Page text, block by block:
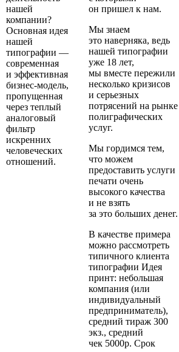
нашей
компании?
Основная идея
нашей
типографии —
современная
и эффективная
бизнес-модель,
пропущенная
через теплый
аналоговый
фильтр
искренних
человеческих
отношений.
он пришел к нам.
Мы знаем
это наверняка, ведь
нашей типографии
уже 18 лет,
мы вместе пережили
несколько кризисов
и серьезных
потрясений на рынке
полиграфических
услуг.
Мы гордимся тем,
что можем
предоставить услуги
печати очень
высокого качества
и не взять
за это больших денег.
В качестве примера
можно рассмотреть
типичного клиента
типографии Идея
принт: небольшая
компания (или
индивидуальный
предприниматель),
средний тираж 300
экз., средний
чек 5000р. Срок